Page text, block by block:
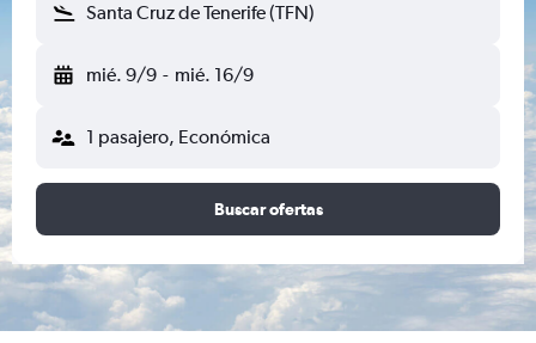
Santa Cruz de Tenerife (TFN)
mié. 9/9 - mié. 16/9
1 pasajero, Económica
Buscar ofertas